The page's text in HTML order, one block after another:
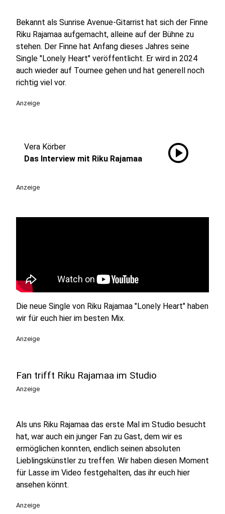
Bekannt als Sunrise Avenue-Gitarrist hat sich der Finne
Riku Rajamaa aufgemacht, alleine auf der Bühne zu
stehen. Der Finne hat Anfang dieses Jahres seine
Single "Lonely Heart" veröffentlicht. Er wird in 2024
auch wieder auf Tournee gehen und hat generell noch
richtig viel vor.
Anzeige
Vera Körber
Das Interview mit Riku Rajamaa
play_circle
Anzeige
Die neue Single von Riku Rajamaa "Lonely Heart" haben
wir für euch hier im besten Mix.
Anzeige
Fan trifft Riku Rajamaa im Studio
Anzeige
Als uns Riku Rajamaa das erste Mal im Studio besucht
hat, war auch ein junger Fan zu Gast, dem wir es
ermöglichen konnten, endlich seinen absoluten
Lieblingskünstler zu treffen. Wir haben diesen Moment
für Lasse im Video festgehalten, das ihr euch hier
ansehen könnt.
Anzeige